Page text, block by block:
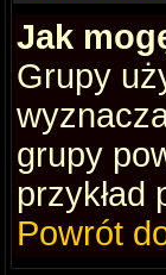
Jak
Grupy
grupy
przykład
Powrót